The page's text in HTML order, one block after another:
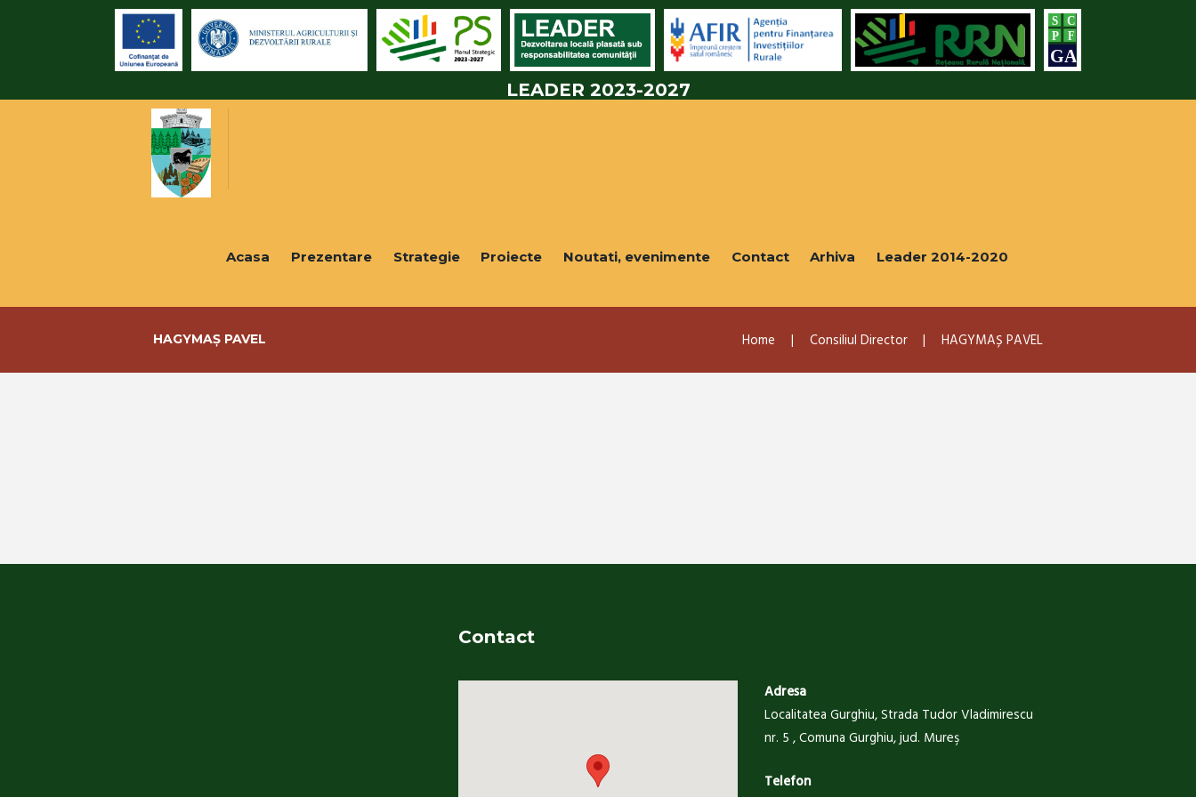
LEADER 2023-2027
Acasa Prezentare Strategie Proiecte Noutati, evenimente Contact Arhiva Leader 2014-2020
HAGYMAȘ PAVEL Home Consiliul Director HAGYMAȘ PAVEL
Contact
Adresa
Localitatea Gurghiu, Strada Tudor Vladimirescu
nr. 5 , Comuna Gurghiu, jud. Mureş
Telefon